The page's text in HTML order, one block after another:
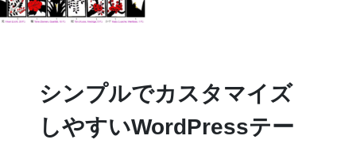
シンプルでカスタマイズ
しやすいWordPressテー